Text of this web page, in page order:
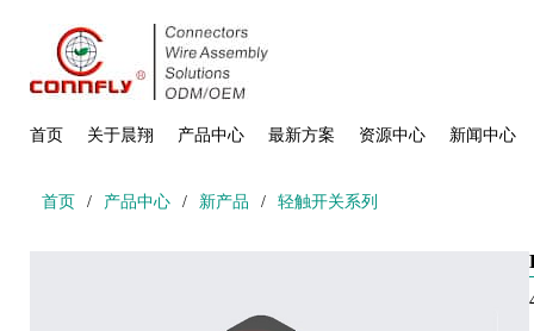
首页 关于晨翔 产品中心 最新方案 资源中心 新闻中心
首页 / 产品中心 / 新产品 / 轻触开关系列